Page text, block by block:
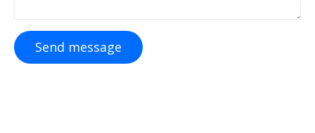
Send message